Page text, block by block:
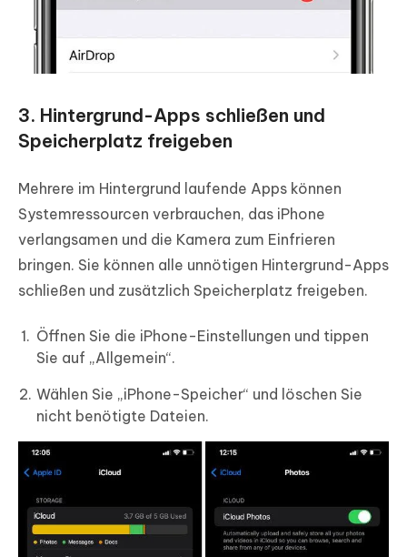
3. Hintergrund-Apps schließen und
Speicherplatz freigeben
Mehrere im Hintergrund laufende Apps können
Systemressourcen verbrauchen, das iPhone
verlangsamen und die Kamera zum Einfrieren
bringen. Sie können alle unnötigen Hintergrund-Apps
schließen und zusätzlich Speicherplatz freigeben.
Öffnen Sie die iPhone-Einstellungen und tippen
Sie auf „Allgemein“.
Wählen Sie „iPhone-Speicher“ und löschen Sie
nicht benötigte Dateien.